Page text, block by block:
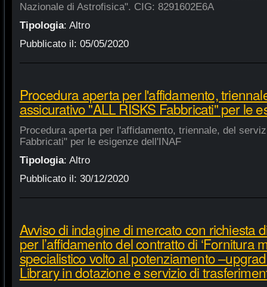
Nazionale di Astrofisica". CIG: 8291602E6A
Tipologia: Altro
Pubblicato il: 05/05/2020
Procedura aperta per l'affidamento,
assicurativo "ALL RISKS Fabbricati" per le
Procedura aperta per l'affidamento, triennale, del
Fabbricati" per le esigenze dell'INAF
Tipologia: Altro
Pubblicato il: 30/12/2020
Avviso di indagine di mercato con richiesta
per l’affidamento del contratto di ‘Fornitura
specialistico volto al potenziamento
Library in dotazione e servizio di